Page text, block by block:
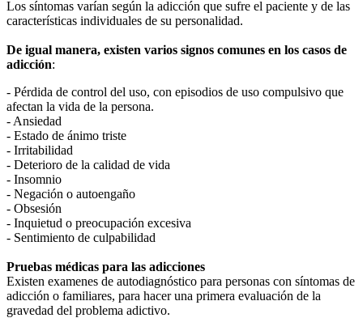
Los síntomas varían según la adicción que sufre el paciente y de las
características individuales de su personalidad.
De igual manera, existen varios signos comunes en los casos de
adicción:
- Pérdida de control del uso, con episodios de uso compulsivo que
afectan la vida de la persona.
- Ansiedad
- Estado de ánimo triste
- Irritabilidad
- Deterioro de la calidad de vida
- Insomnio
- Negación o autoengaño
- Obsesión
- Inquietud o preocupación excesiva
- Sentimiento de culpabilidad
Pruebas médicas para las adicciones
Existen examenes de autodiagnóstico para personas con síntomas de
adicción o familiares, para hacer una primera evaluación de la
gravedad del problema adictivo.